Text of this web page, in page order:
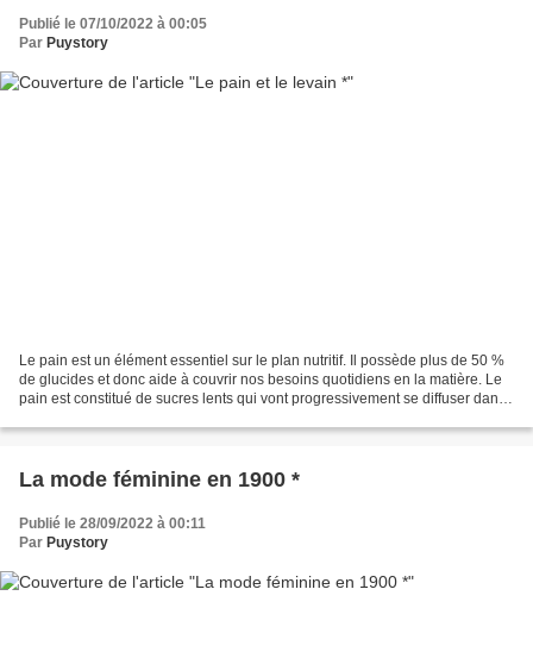
Publié le 07/10/2022 à 00:05
Par Puystory
Le pain est un élément essentiel sur le plan nutritif. Il possède plus de 50 %
de glucides et donc aide à couvrir nos besoins quotidiens en la matière. Le
pain est constitué de sucres lents qui vont progressivement se diffuser dans
La mode féminine en 1900 *
Publié le 28/09/2022 à 00:11
Par Puystory